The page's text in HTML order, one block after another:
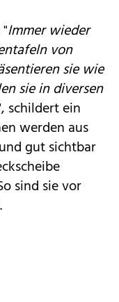
Immer wieder
von
sie wie
sie in diversen
schildert ein
werden aus
gut sichtbar
sind sie vor